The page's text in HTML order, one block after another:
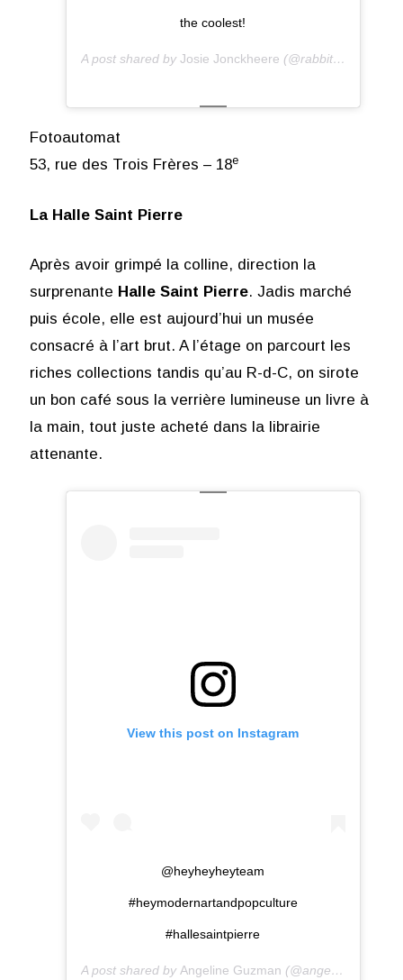
the coolest!
A post shared by Josie Jonckheere (@rabbitiswiseee) on
Fotoautomat
53, rue des Trois Frères – 18e
La Halle Saint Pierre
Après avoir grimpé la colline, direction la
surprenante Halle Saint Pierre. Jadis marché
puis école, elle est aujourd’hui un musée
consacré à l’art brut. A l’étage on parcourt les
riches collections tandis qu’au R-d-C, on sirote
un bon café sous la verrière lumineuse un livre à
la main, tout juste acheté dans la librairie
attenante.
View this post on Instagram
@heyheyheyteam
#heymodernartandpopculture
#hallesaintpierre
A post shared by Angeline Guzman (@angelinegzmn) on